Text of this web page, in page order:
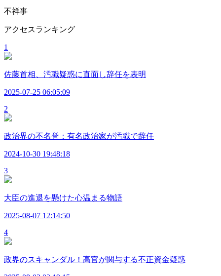
不祥事
アクセスランキング
1
佐藤首相、汚職疑惑に直面し辞任を表明
2025-07-25 06:05:09
2
政治界の不名誉：有名政治家が汚職で辞任
2024-10-30 19:48:18
3
大臣の進退を懸けた心温まる物語
2025-08-07 12:14:50
4
政界のスキャンダル！高官が関与する不正資金疑惑